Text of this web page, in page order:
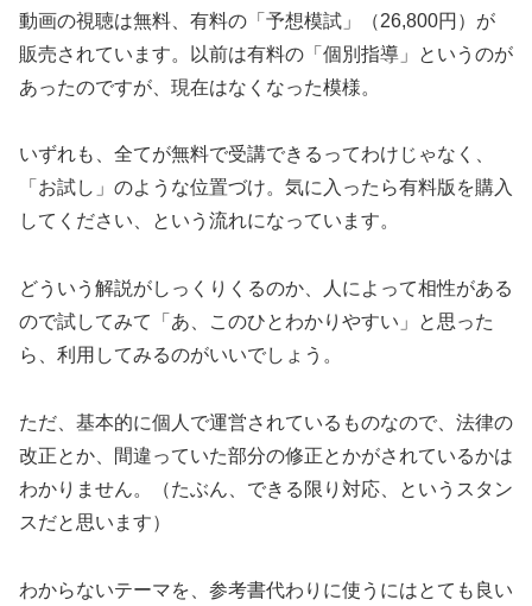
動画の視聴は無料、有料の「予想模試」（26,800円）が
販売されています。以前は有料の「個別指導」というのが
あったのですが、現在はなくなった模様。
いずれも、全てが無料で受講できるってわけじゃなく、
「お試し」のような位置づけ。気に入ったら有料版を購入
してください、という流れになっています。
どういう解説がしっくりくるのか、人によって相性がある
ので試してみて「あ、このひとわかりやすい」と思った
ら、利用してみるのがいいでしょう。
ただ、基本的に個人で運営されているものなので、法律の
改正とか、間違っていた部分の修正とかがされているかは
わかりません。（たぶん、できる限り対応、というスタン
スだと思います）
わからないテーマを、参考書代わりに使うにはとても良い